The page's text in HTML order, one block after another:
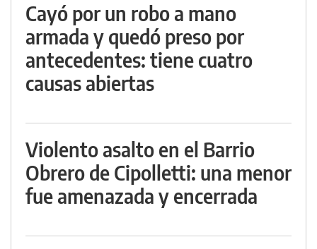
Cayó por un robo a mano
armada y quedó preso por
antecedentes: tiene cuatro
causas abiertas
Violento asalto en el Barrio
Obrero de Cipolletti: una menor
fue amenazada y encerrada